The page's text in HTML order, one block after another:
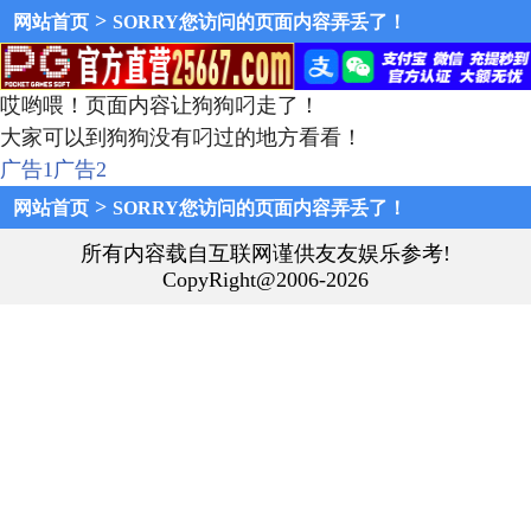
网站首页 > SORRY您访问的页面内容弄丢了！
哎哟喂！页面内容让狗狗叼走了！
大家可以到狗狗没有叼过的地方看看！
广告1广告2
网站首页 > SORRY您访问的页面内容弄丢了！
所有内容载自互联网谨供友友娱乐参考!
CopyRight@2006-2026